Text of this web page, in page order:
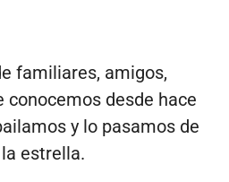
familiares, amigos,
conocemos desde hace
y lo pasamos de
estrella.